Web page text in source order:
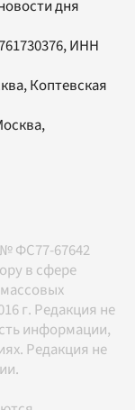
дня
ИНН
Коптевская
,
ФС77-67642
в сфере
г. Редакция не
информации,
Редакция не